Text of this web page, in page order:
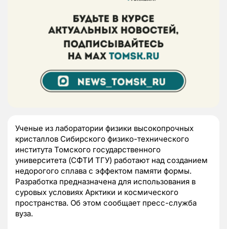
Ученые из лаборатории физики высокопрочных
кристаллов Сибирского физико-технического
института Томского государственного
университета (СФТИ ТГУ) работают над созданием
недорогого сплава с эффектом памяти формы.
Разработка предназначена для использования в
суровых условиях Арктики и космического
пространства. Об этом сообщает пресс-служба
вуза.